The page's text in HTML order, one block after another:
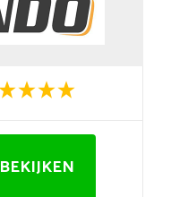
BEKIJKEN